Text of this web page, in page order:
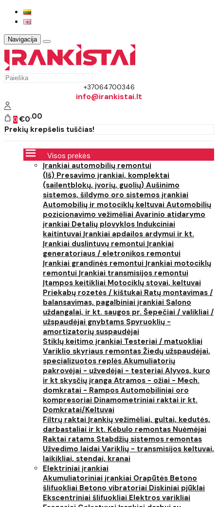
Navigacija
+37064700346
info@irankistai.lt
0 €0 00
Prekių krepšelis tuščias!
Visos prekės
Įrankiai automobilių remontui
(Iš) Presavimo įrankiai, komplektai
(sailentblokų, įvorių, guolių) Aušinimo
sistemos, šildymo oro sistemos įrankiai
Automobilių ir motociklų keltuvai Automobilių
pozicionavimo vežimėliai Avarinio atidarymo
įrankiai Detalių plovyklos Indukciniai
kaitintuvai Įrankiai apdailos ardymui ir kt.
Įrankiai duslintuvų remontui Įrankiai
generatoriaus / eletronikos remontui
Įrankiai grandinės remontui Įrankiai motociklų
remontui Įrankiai transmisijos remontui
Įtampos keitikliai Motociklų stovai, keltuvai
Priekabų rozetės / kištukai Ratų montavimas /
balansavimas, pagalbiniai įrankiai Salono
uždangalai, ir kt. saugos pr. Šepečiai / valikliai /
užspaudėjai gnybtams Spyruoklių -
amortizatorių suspaudėjai
Stiklų keitimo įrankiai Testeriai / matuokliai
Variklio skyriaus remontas Žiedų užspaudėjai,
specializuotos replės Akumuliatorių
pakrovėjai - užvedėjai - testeriai Alyvos, kuro
ir kt skysčių įranga Atramos - ožiai - Mech.
domkratai - Rampos Automobiliniai oro
kompresoriai Dinamometriniai raktai ir kt.
Domkratai/Keltuvai
Filtrų raktai Įrankių vežimėliai, gultai, kedutės,
darbastaliai ir kt. Kėbulo remontas Nuėmėjai
Raktai ratams Stabdžių sistemos remontas
Užvedimo laidai Variklių - transmisijos keltuvai,
laikikliai, stendai, kranai
Elektriniai įrankiai
Akumuliatoriniai įrankiai Orapūtės Betono
šlifuokliai Betono vibratoriai Diskiniai pjūklai
Ekscentriniai šlifuokliai Elektros varikliai